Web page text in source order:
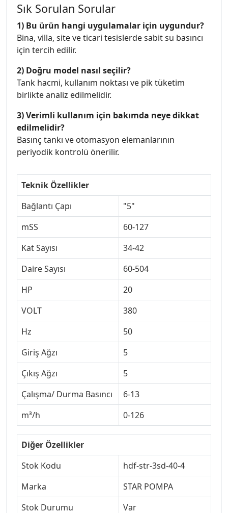
Sık Sorulan Sorular
1) Bu ürün hangi uygulamalar için uygundur?
Bina, villa, site ve ticari tesislerde sabit su basıncı
için tercih edilir.
2) Doğru model nasıl seçilir?
Tank hacmi, kullanım noktası ve pik tüketim
birlikte analiz edilmelidir.
3) Verimli kullanım için bakımda neye dikkat
edilmelidir?
Basınç tankı ve otomasyon elemanlarının
periyodik kontrolü önerilir.
Teknik Özellikler
Bağlantı Çapı
"5"
mSS
60-127
Kat Sayısı
34-42
Daire Sayısı
60-504
HP
20
VOLT
380
Hz
50
Giriş Ağzı
5
Çıkış Ağzı
5
Çalışma/ Durma Basıncı
6-13
m³/h
0-126
Diğer Özellikler
Stok Kodu
hdf-str-3sd-40-4
Marka
STAR POMPA
Stok Durumu
Var